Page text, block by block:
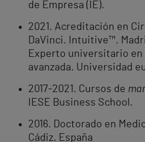
de Empresa (IE).
2021. Acreditación en
DaVinci. Intuitive™.
Experto universitario
avanzada. Universidad
2017-2021. Cursos de
IESE Business School.
2016. Doctorado en
Cádiz. España